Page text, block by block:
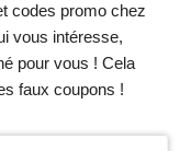
codes promo chez
vous intéresse,
pour vous ! Cela
faux coupons !